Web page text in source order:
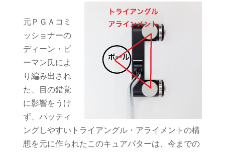
元ＰＧＡコミ
ッショナーの
ディーン・ビ
ーマン氏によ
り編み出され
た、目の錯覚
に影響をうけ
ず、パッティ
ングしやすいトライアングル・アライメントの構
想を元に作られたこのキュアパターは、今までの